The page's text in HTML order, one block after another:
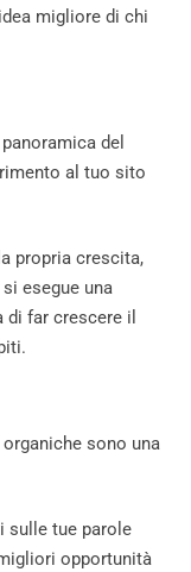
migliore di chi
del
al tuo sito
propria crescita,
esegue una
far crescere il
sono una
sulle tue parole
opportunità